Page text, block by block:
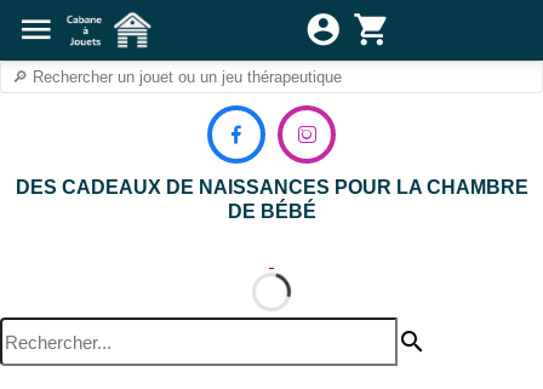
 
DES CADEAUX DE NAISSANCES POUR LA CHAMBRE
DE BÉBÉ
search
menu account_circle shopping_cart